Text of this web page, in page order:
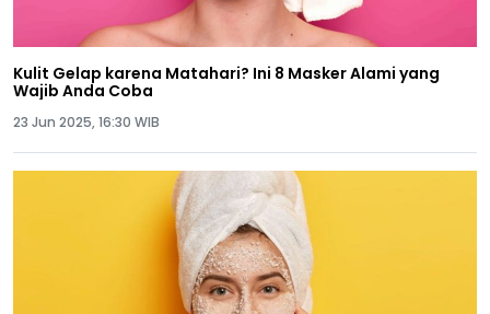
Kulit Gelap karena Matahari? Ini 8 Masker Alami yang
Wajib Anda Coba
23 Jun 2025, 16:30 WIB